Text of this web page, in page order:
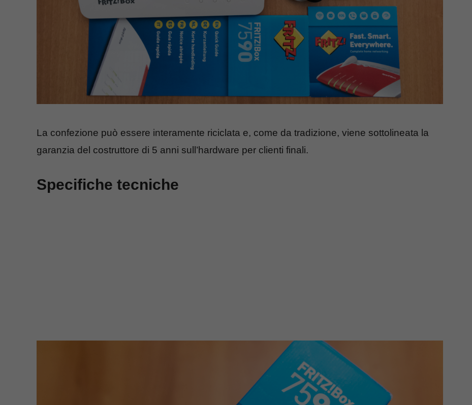
La confezione può essere interamente riciclata e, come da tradizione, viene sottolineata la
garanzia del costruttore di 5 anni sull’hardware per clienti finali.
Specifiche tecniche